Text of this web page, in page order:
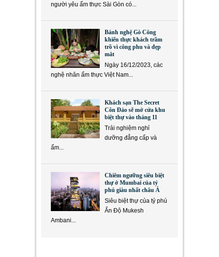
người yêu ẩm thực Sài Gòn có...
Bánh nghệ Gò Công
khiến thực khách trầm
trồ vì công phu và đẹp
mắt
Ngày 16/12/2023, các
nghệ nhân ẩm thực Việt Nam...
Khách sạn The Secret
Côn Đảo sẽ mở cửa khu
biệt thự vào tháng 11
Trải nghiệm nghỉ
dưỡng đẳng cấp và
ẩm...
Chiêm ngưỡng siêu biệt
thự ở Mumbai của tỷ
phú giàu nhất châu Á
Siêu biệt thự của tỷ phú
Ấn Độ Mukesh
Ambani...